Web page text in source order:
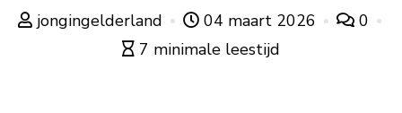
jongingelderland 04 maart 2026
0
7 minimale leestijd